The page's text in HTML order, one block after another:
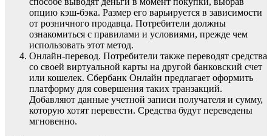
опцию кэш-бэка. Размер его варьируется в зависимости
от розничного продавца. Потребители должны
ознакомиться с правилами и условиями, прежде чем
использовать этот метод.
Онлайн-перевод. Потребители также переводят средства
со своей виртуальной карты на другой банковский счет
или кошелек. Сбербанк Онлайн предлагает оформить
платформу для совершения таких транзакций.
Добавляют данные учетной записи получателя и сумму,
которую хотят перевести. Средства будут переведены
мгновенно.